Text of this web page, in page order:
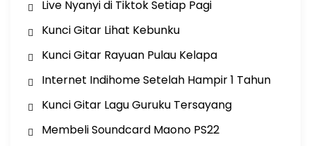
Live Nyanyi di Tiktok Setiap Pagi
Kunci Gitar Lihat Kebunku
Kunci Gitar Rayuan Pulau Kelapa
Internet Indihome Setelah Hampir 1 Tahun
Kunci Gitar Lagu Guruku Tersayang
Membeli Soundcard Maono PS22